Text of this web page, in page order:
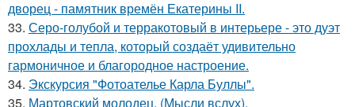
дворец - памятник времён Екатерины II.
33. Серо-голубой и терракотовый в интерьере - это дуэт
прохлады и тепла, который создаёт удивительно
гармоничное и благородное настроение.
34. Экскурсия "Фотоателье Карла Буллы".
35. Мартовский молодец. (Мысли вслух).